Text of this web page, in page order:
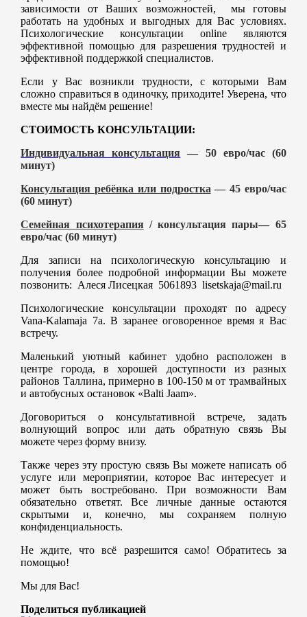
зависимости от Ваших возможностей, мы готовы
работать на удобных и выгодных для Вас условиях.
Психологические консультации online являются
эффективной помощью для разрешения трудностей и
эффективной поддержкой специалистов.
Если у Вас возникли трудности, с которыми Вам
сложно справиться в одиночку, приходите! Уверена, что
вместе мы найдём решение!
СТОИМОСТЬ КОНСУЛЬТАЦИИ:
Индивидуальная консультация — 50 евро/час (60
минут)
Консультация ребёнка или подростка — 45 евро/час
(60 минут)
Семейная психотерапия/ консультация пары— 65
евро/час (60 минут)
Для записи на психологическую консультацию и
получения более подробной информации Вы можете
позвонить: Алеся Лисецкая 5061893 lisetskaja@mail.ru
Психологические консультации проходят по адресу
Vana-Kalamaja 7a. В заранее оговоренное время я Вас
встречу.
Маленький уютный кабинет удобно расположен в
центре города, в хорошей доступности из разных
районов Таллина, примерно в 100-150 м от трамвайных
и автобусных остановок «Balti Jaam».
Договориться о консультативной встрече, задать
волнующий вопрос или дать обратную связь Вы
можете через форму внизу.
Также через эту простую связь Вы можете написать об
услуге или мероприятии, которое Вас интересует и
может быть востребовано. При возможности Вам
обязательно ответят. Все личные данные остаются
скрытыми и, конечно, мы сохраняем полную
конфиденциальность.
Не ждите, что всё разрешится само! Обратитесь за
помощью!
Мы для Вас!
Поделиться публикацией